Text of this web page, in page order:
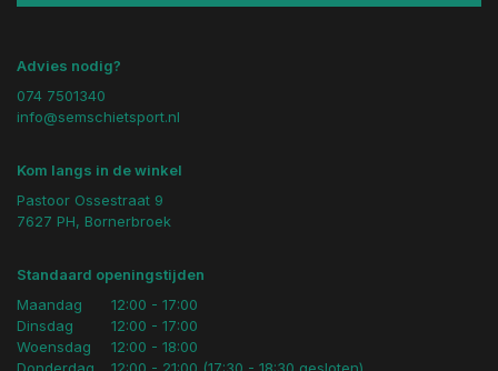
Advies nodig?
074 7501340
info@semschietsport.nl
Kom langs in de winkel
Pastoor Ossestraat 9
7627 PH, Bornerbroek
Standaard openingstijden
Maandag
Dinsdag
Woensdag
12:00 - 17:00
12:00 - 17:00
12:00 - 18:00